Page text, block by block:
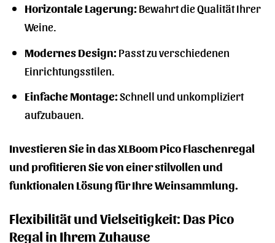
Horizontale Lagerung:Bewahrt die Qualität Ihrer
Weine.
Modernes Design:Passt zu verschiedenen
Einrichtungsstilen.
Einfache Montage:Schnell und unkompliziert
aufzubauen.
Investieren Sie in das XLBoom Pico Flaschenregal
und profitieren Sie von einer stilvollen und
funktionalen Lösung für Ihre Weinsammlung.
Flexibilität und Vielseitigkeit: Das Pico
Regal in Ihrem Zuhause